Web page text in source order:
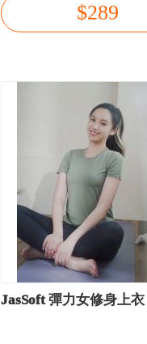
$289
JasSoft 彈力女修身上衣